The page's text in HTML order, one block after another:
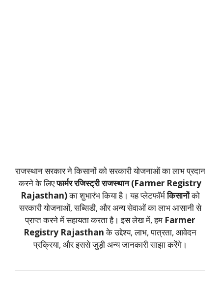
राजस्थान सरकार ने किसानों को सरकारी योजनाओं का लाभ प्रदान
करने के लिएफार्मर रजिस्ट्री राजस्थान (Farmer Registry
Rajasthan)का शुभारंभ किया है। यह प्लेटफॉर्मकिसानोंको
सरकारी योजनाओं, सब्सिडी, और अन्य सेवाओं का लाभ आसानी से
प्राप्त करने में सहायता करता है। इस लेख में, हम Farmer
Registry Rajasthanके उद्देश्य, लाभ, पात्रता, आवेदन
प्रक्रिया, और इससे जुड़ी अन्य जानकारी साझा करेंगे।